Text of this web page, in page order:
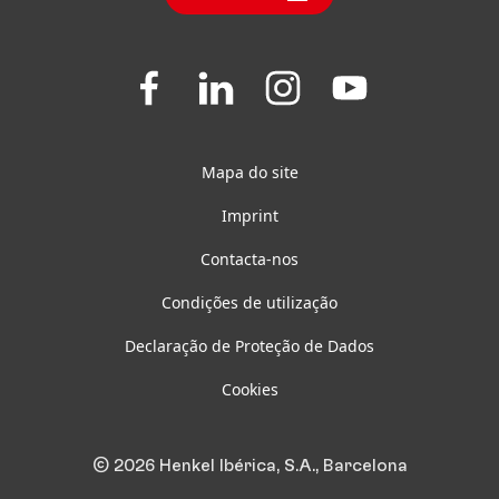
Join
Join
on
Join
on
Join
us
Mapa do site
Imprint
Contacta-nos
Condições de utilização
Declaração de Proteção de Dados
Cookies
© 2026 Henkel Ibérica, S.A., Barcelona